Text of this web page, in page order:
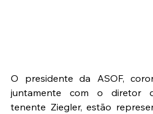
O presidente da ASOF,
juntamente com o diretor
tenente Ziegler, estão